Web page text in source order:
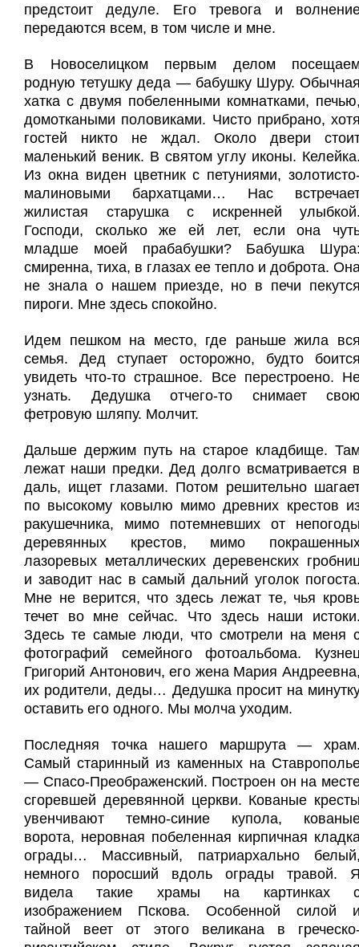
предстоит дедуле. Его тревога и
передаются всем, в том числе и мне.
В Новоселицком первым делом
родную тетушку деда — бабушку Шуру.
хатка с двумя побеленными комнатками,
домоткаными половиками. Чисто прибрано,
гостей никто не ждал. Около двери
маленький веник. В святом углу иконы.
Из окна виден цветник с петуниями,
малиновыми бархатцами… Нас
жилистая старушка с искренней
Господи, сколько же ей лет, если она
младше моей прабабушки? Бабушка
смиренна, тиха, в глазах ее тепло и доброта.
не знала о нашем приезде, но в печи
пироги. Мне здесь спокойно.
Идем пешком на место, где раньше жила
семья. Дед ступает осторожно, будто
увидеть что-то страшное. Все перестроено.
узнать. Дедушка отчего-то снимает
фетровую шляпу. Молчит.
Дальше держим путь на старое кладбище.
лежат наши предки. Дед долго всматривается
даль, ищет глазами. Потом решительно
по высокому ковылю мимо древних крестов
ракушечника, мимо потемневших от
деревянных крестов, мимо
лазоревых металлических деревенских
и заводит нас в самый дальний уголок
Мне не верится, что здесь лежат те, чья
течет во мне сейчас. Что здесь наши
Здесь те самые люди, что смотрели на меня
фотографий семейного фотоальбома.
Григорий Антонович, его жена Мария
их родители, деды… Дедушка просит на
оставить его одного. Мы молча уходим.
Последняя точка нашего маршрута —
Самый старинный из каменных на
— Спасо-Преображенский. Построен он на
сгоревшей деревянной церкви. Кованые
увенчивают темно-синие купола,
ворота, неровная побеленная кирпичная
ограды… Массивный, патриархально
немного поросший вдоль ограды травой.
видела такие храмы на картинках
изображением Пскова. Особенной силой
тайной веет от этого великана в